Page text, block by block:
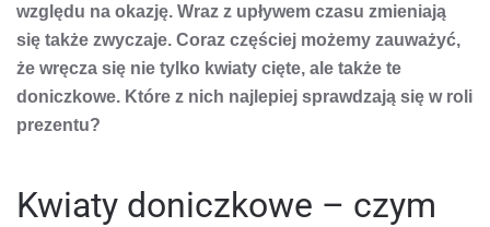
względu na okazję. Wraz z upływem czasu zmieniają
się także zwyczaje. Coraz częściej możemy zauważyć,
że wręcza się nie tylko kwiaty cięte, ale także te
doniczkowe. Które z nich najlepiej sprawdzają się w roli
prezentu?
Kwiaty doniczkowe – czym